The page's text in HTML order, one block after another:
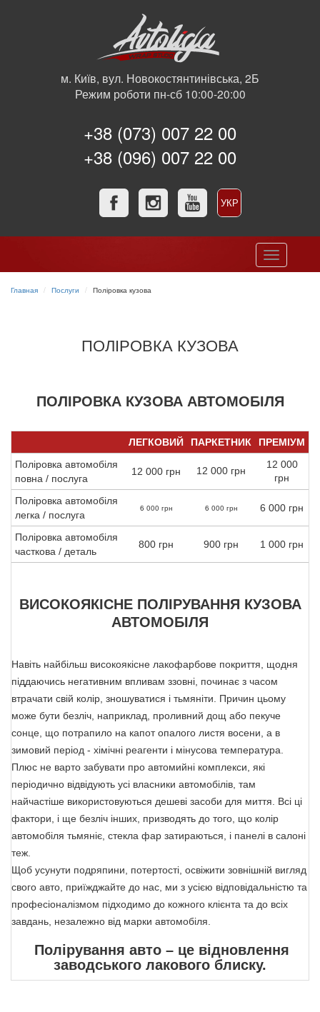
м. Київ, вул. Новокостянтинівська, 2Б
Режим роботи пн-сб 10:00-20:00
+38 (073) 007 22 00
+38 (096) 007 22 00
УКР
Toggle
navigation
Главная Послуги Поліровка кузова
ПОЛІРОВКА КУЗОВА
ПОЛІРОВКА КУЗОВА АВТОМОБІЛЯ
ЛЕГКОВИЙ ПАРКЕТНИК
ПРЕМІУМ
Поліровка автомобіля
повна / послуга
12 000 грн 12 000 грн
12 000
грн
Поліровка автомобіля
легка / послуга
6 000 грн 6 000 грн 6 000 грн
Поліровка автомобіля
часткова / деталь
800 грн 900 грн 1 000 грн
ВИСОКОЯКІСНЕ ПОЛІРУВАННЯ КУЗОВА
АВТОМОБІЛЯ
Навіть найбільш високоякісне лакофарбове покриття, щодня
піддаючись негативним впливам ззовні, починає з часом
втрачати свій колір, зношуватися і тьмяніти. Причин цьому
може бути безліч, наприклад, проливний дощ або пекуче
сонце, що потрапило на капот опалого листя восени, а в
зимовий період - хімічні реагенти і мінусова температура.
Плюс не варто забувати про автомийні комплекси, які
періодично відвідують усі власники автомобілів, там
найчастіше використовуються дешеві засоби для миття. Всі ці
фактори, і ще безліч інших, призводять до того, що колір
автомобіля тьмяніє, стекла фар затираються, і панелі в салоні
теж.
Щоб усунути подряпини, потертості, освіжити зовнішній вигляд
свого авто, приїжджайте до нас, ми з усією відповідальністю та
професіоналізмом підходимо до кожного клієнта та до всіх
завдань, незалежно від марки автомобіля.
Полірування авто – це відновлення
заводського лакового блиску.